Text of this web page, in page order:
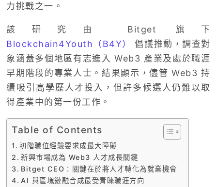
力挑戰之一。
該研究由 Bitget 旗下
Blockchain4Youth（B4Y）
倡議推動，調查對
象涵蓋多個地區有志進入 Web3 產業及處於職涯
早期階段的專業人士。結果顯示，儘管 Web3 持
續吸引高學歷人才投入，但許多候選人仍難以取
得產業中的第一份工作。
Table of Contents
初階職位經驗要求成最大障礙
新興市場成為 Web3 人才成長關鍵
Bitget CEO：關鍵在於將人才轉化為就業機會
AI 與區塊鏈融合成最受青睞職涯方向